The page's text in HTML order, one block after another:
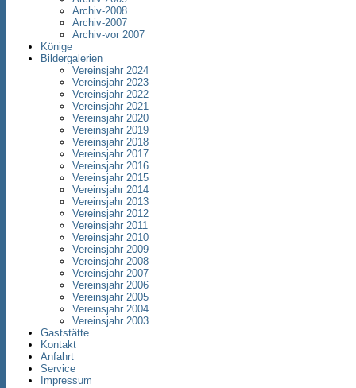
Archiv-2008
Archiv-2007
Archiv-vor 2007
Könige
Bildergalerien
Vereinsjahr 2024
Vereinsjahr 2023
Vereinsjahr 2022
Vereinsjahr 2021
Vereinsjahr 2020
Vereinsjahr 2019
Vereinsjahr 2018
Vereinsjahr 2017
Vereinsjahr 2016
Vereinsjahr 2015
Vereinsjahr 2014
Vereinsjahr 2013
Vereinsjahr 2012
Vereinsjahr 2011
Vereinsjahr 2010
Vereinsjahr 2009
Vereinsjahr 2008
Vereinsjahr 2007
Vereinsjahr 2006
Vereinsjahr 2005
Vereinsjahr 2004
Vereinsjahr 2003
Gaststätte
Kontakt
Anfahrt
Service
Impressum